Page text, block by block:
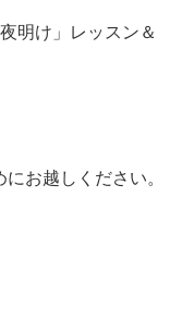
明け」レッスン＆
お越しください。